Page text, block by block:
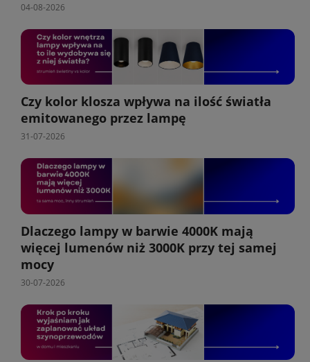
04-08-2026
Czy kolor klosza wpływa na ilość światła
emitowanego przez lampę
31-07-2026
Dlaczego lampy w barwie 4000K mają
więcej lumenów niż 3000K przy tej samej
mocy
30-07-2026